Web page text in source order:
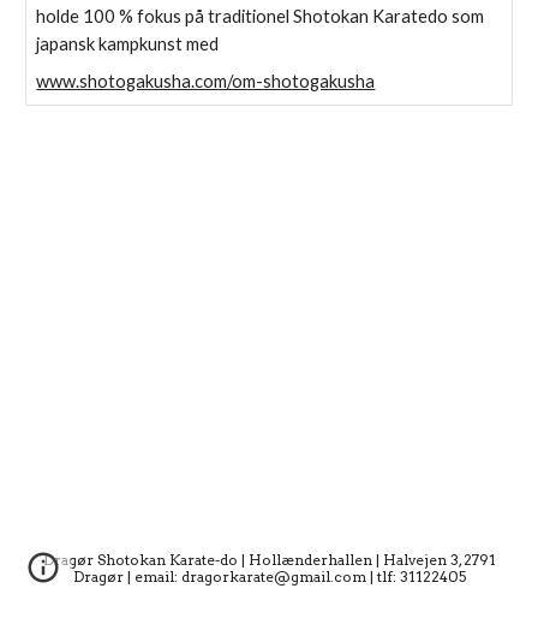
holde 100 % fokus på traditionel Shotokan Karatedo som
japansk kampkunst med
www.shotogakusha.com/om-shotogakusha
Dragør Shotokan Karate-do | Hollænderhallen | Halvejen 3, 2791
Dragør | email: dragorkarate@gmail.com | tlf: 31122405